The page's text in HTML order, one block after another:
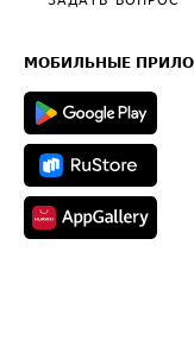
Техническая информация
МОБИЛЬНЫЕ